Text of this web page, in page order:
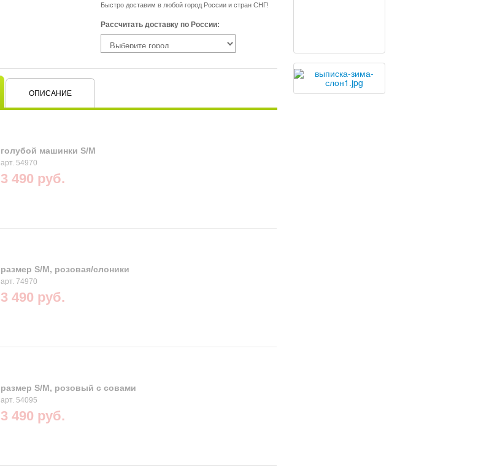
Быстро доставим в любой город России и стран СНГ!
Рассчитать доставку по России:
ОПИСАНИЕ
голубой машинки S/M
арт. 54970
3 490 руб.
размер S/M, розовая/слоники
арт. 74970
3 490 руб.
размер S/M, розовый с совами
арт. 54095
3 490 руб.